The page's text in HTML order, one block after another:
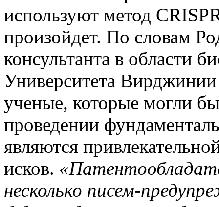
используют метод
произойдет. По словам
консультанта в области
Университета
ученые, которые могли
проведении
являются
исков.
несколько писем-